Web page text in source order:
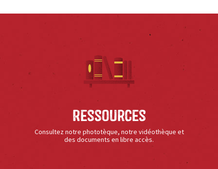
Ressources
Consultez notre phototèque, notre vidéothèque et
des documents en libre accès.